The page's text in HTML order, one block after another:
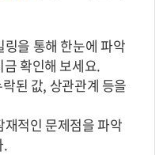
을 통해 한눈에 파악
확인해 보세요.
된 값, 상관관계 등을
적인 문제점을 파악
.